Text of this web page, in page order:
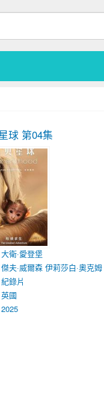
球 第04集
大衛·愛登堡
傑夫·威爾森 伊莉莎白·奧克姆
紀錄片
英國
2025